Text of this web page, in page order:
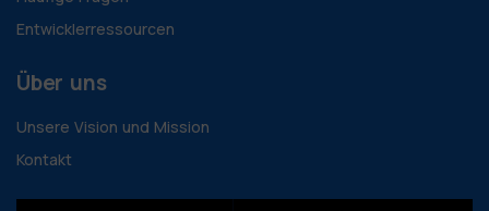
Entwicklerressourcen
Über uns
Unsere Vision und Mission
Kontakt